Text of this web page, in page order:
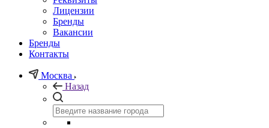
Лицензии
Бренды
Вакансии
Бренды
Контакты
Москва
Назад